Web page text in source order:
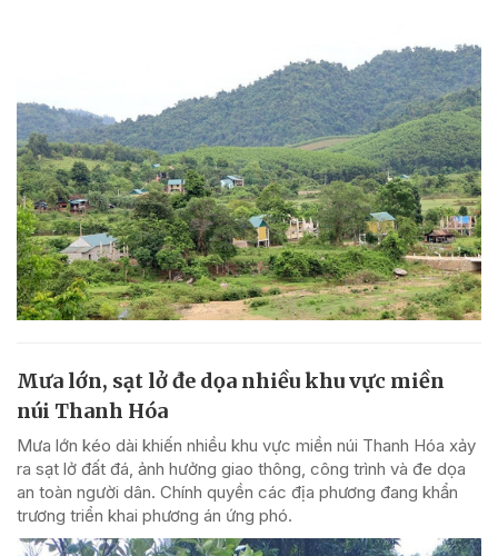
Mưa lớn, sạt lở đe dọa nhiều khu vực miền
núi Thanh Hóa
Mưa lớn kéo dài khiến nhiều khu vực miền núi Thanh Hóa xảy
ra sạt lở đất đá, ảnh hưởng giao thông, công trình và đe dọa
an toàn người dân. Chính quyền các địa phương đang khẩn
trương triển khai phương án ứng phó.